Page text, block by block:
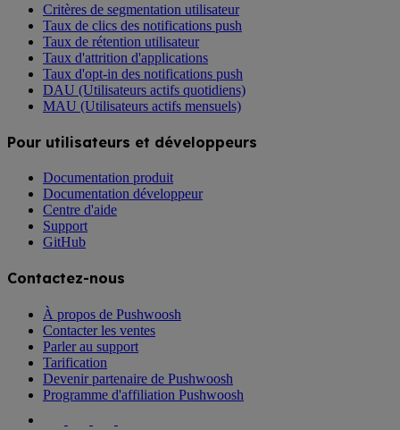
Critères de segmentation utilisateur
Taux de clics des notifications push
Taux de rétention utilisateur
Taux d'attrition d'applications
Taux d'opt-in des notifications push
DAU (Utilisateurs actifs quotidiens)
MAU (Utilisateurs actifs mensuels)
Pour utilisateurs et développeurs
Documentation produit
Documentation développeur
Centre d'aide
Support
GitHub
Contactez-nous
À propos de Pushwoosh
Contacter les ventes
Parler au support
Tarification
Devenir partenaire de Pushwoosh
Programme d'affiliation Pushwoosh